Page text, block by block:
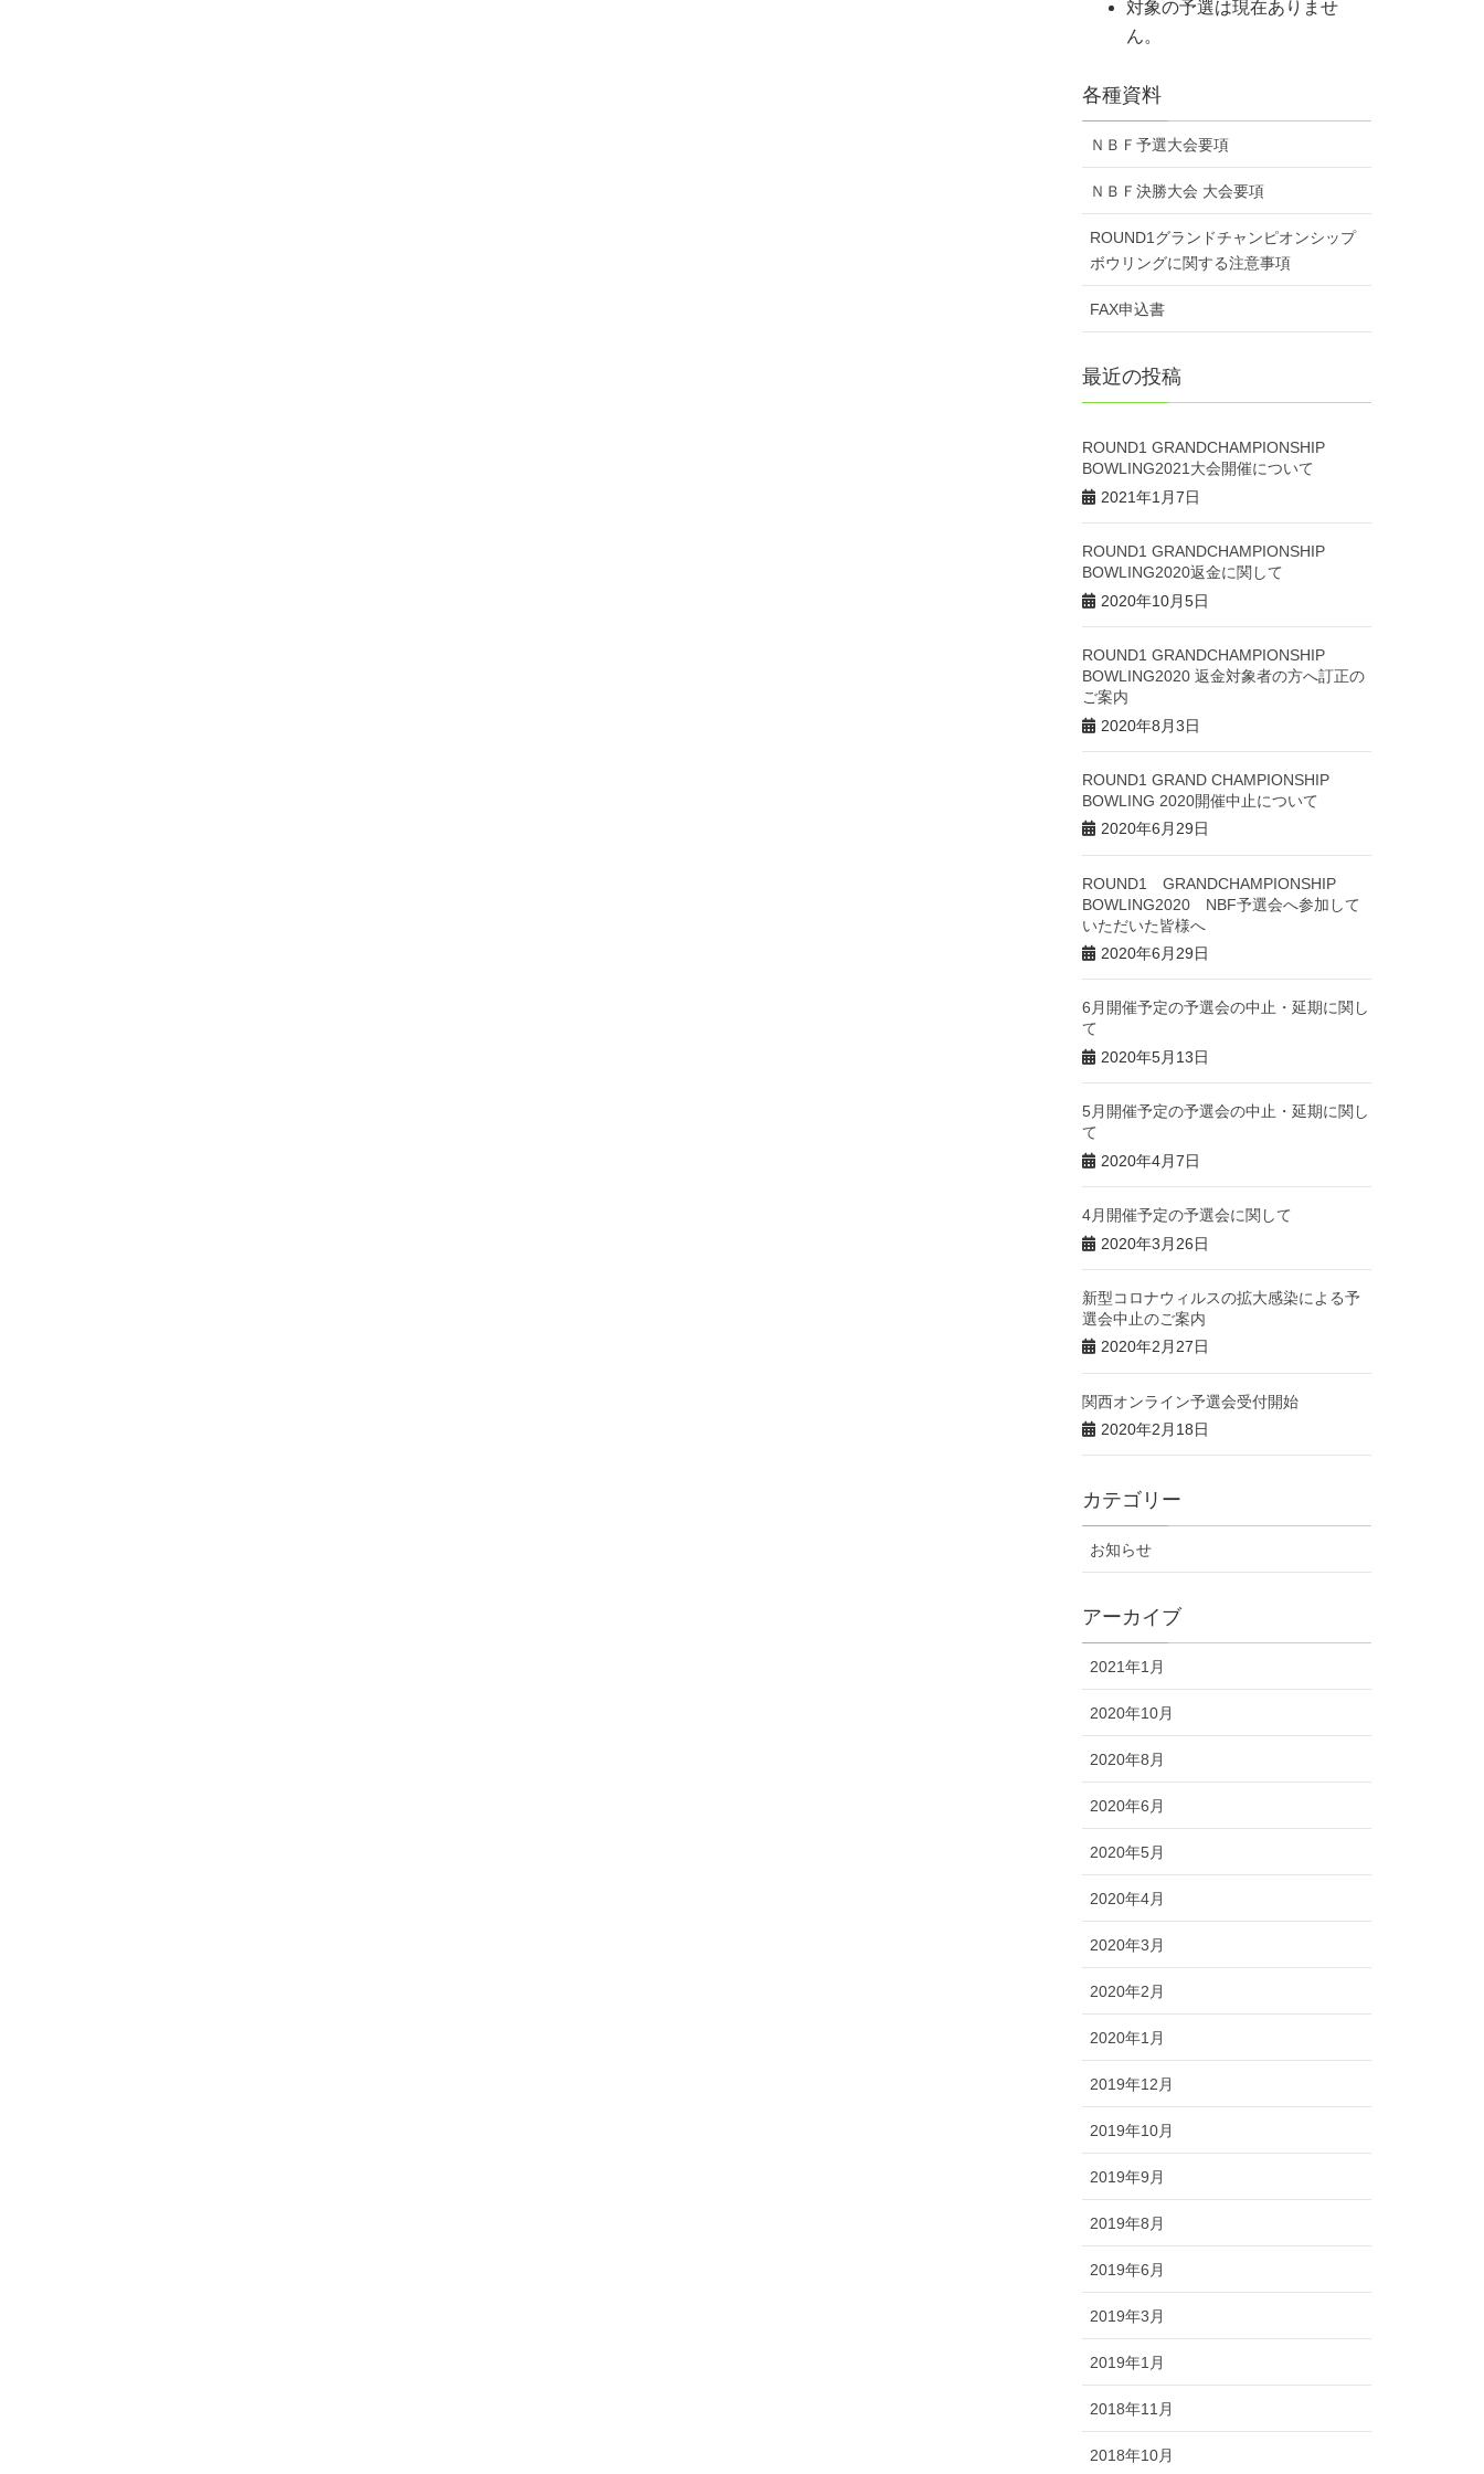
対象の予選は現在ありませ
ん。
各種資料
ＮＢＦ予選大会要項
ＮＢＦ決勝大会 大会要項
ROUND1グランドチャンピオンシップ
ボウリングに関する注意事項
FAX申込書
最近の投稿
ROUND1 GRANDCHAMPIONSHIP
BOWLING2021大会開催について
2021年1月7日
ROUND1 GRANDCHAMPIONSHIP
BOWLING2020返金に関して
2020年10月5日
ROUND1 GRANDCHAMPIONSHIP
BOWLING2020 返金対象者の方へ訂正の
ご案内
2020年8月3日
ROUND1 GRAND CHAMPIONSHIP
BOWLING 2020開催中止について
2020年6月29日
ROUND1 GRANDCHAMPIONSHIP
BOWLING2020 NBF予選会へ参加して
いただいた皆様へ
2020年6月29日
6月開催予定の予選会の中止・延期に関し
て
2020年5月13日
5月開催予定の予選会の中止・延期に関し
て
2020年4月7日
4月開催予定の予選会に関して
2020年3月26日
新型コロナウィルスの拡大感染による予
選会中止のご案内
2020年2月27日
関西オンライン予選会受付開始
2020年2月18日
カテゴリー
お知らせ
アーカイブ
2021年1月
2020年10月
2020年8月
2020年6月
2020年5月
2020年4月
2020年3月
2020年2月
2020年1月
2019年12月
2019年10月
2019年9月
2019年8月
2019年6月
2019年3月
2019年1月
2018年11月
2018年10月